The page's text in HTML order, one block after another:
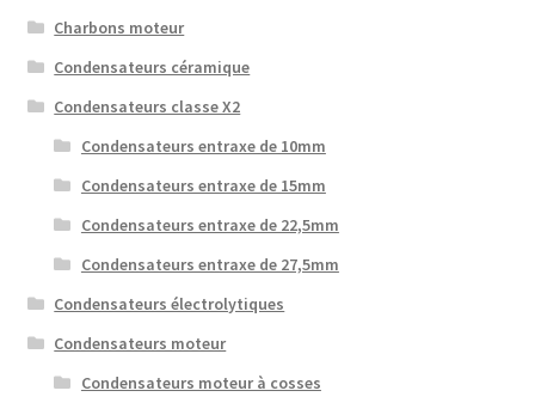
Charbons moteur
Condensateurs céramique
Condensateurs classe X2
Condensateurs entraxe de 10mm
Condensateurs entraxe de 15mm
Condensateurs entraxe de 22,5mm
Condensateurs entraxe de 27,5mm
Condensateurs électrolytiques
Condensateurs moteur
Condensateurs moteur à cosses